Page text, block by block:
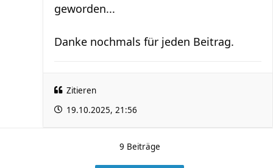
geworden...
Danke nochmals für jeden Beitrag.
Zitieren
19.10.2025, 21:56
9 Beiträge